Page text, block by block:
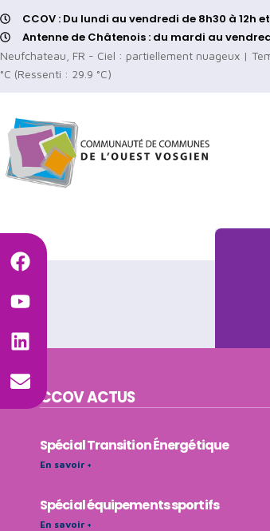
CCOV : Du lundi au vendredi de 8h30 à 12h et
Antenne de Châtenois : du mardi au
Neufchateau, FR - Ciel : partiellement nuageux |
°C (Ressenti : 29.9 °C)
CCOVACTUS
Spécial Transition Énergétique
En savoir +
Spécial équipements sportifs
En savoir +